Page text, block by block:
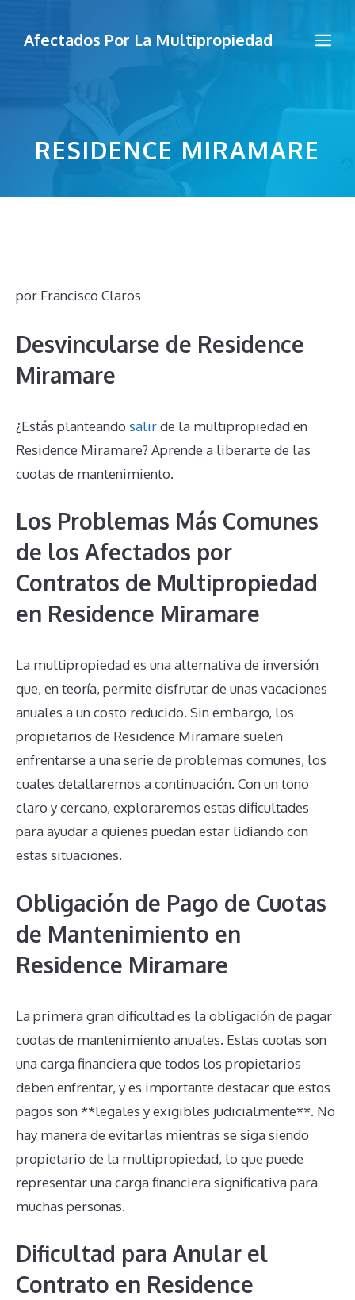
Afectados Por La Multipropiedad
RESIDENCE MIRAMARE
por Francisco Claros
Desvincularse de Residence
Miramare
¿Estás planteando salirde la multipropiedad en
Residence Miramare? Aprende a liberarte de las
cuotas de mantenimiento.
Los Problemas Más Comunes
de los Afectados por
Contratos de Multipropiedad
en Residence Miramare
La multipropiedad es una alternativa de inversión
que, en teoría, permite disfrutar de unas vacaciones
anuales a un costo reducido. Sin embargo, los
propietarios de Residence Miramare suelen
enfrentarse a una serie de problemas comunes, los
cuales detallaremos a continuación. Con un tono
claro y cercano, exploraremos estas dificultades
para ayudar a quienes puedan estar lidiando con
estas situaciones.
Obligación de Pago de Cuotas
de Mantenimiento en
Residence Miramare
La primera gran dificultad es la obligación de pagar
cuotas de mantenimiento anuales. Estas cuotas son
una carga financiera que todos los propietarios
deben enfrentar, y es importante destacar que estos
pagos son **legales y exigibles judicialmente**. No
hay manera de evitarlas mientras se siga siendo
propietario de la multipropiedad, lo que puede
representar una carga financiera significativa para
muchas personas.
Dificultad para Anular el
Contrato en Residence